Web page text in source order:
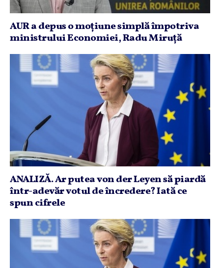
AUR a depus o moţiune simplă împotriva
ministrului Economiei, Radu Miruţă
ANALIZĂ. Ar putea von der Leyen să piardă
într-adevăr votul de încredere? Iată ce
spun cifrele